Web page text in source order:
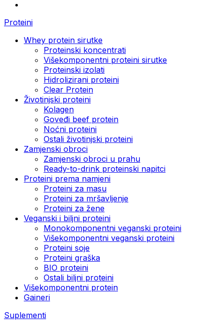
Proteini
Whey protein sirutke
Proteinski koncentrati
Višekomponentni proteini sirutke
Proteinski izolati
Hidrolizirani proteini
Clear Protein
Životinjski proteini
Kolagen
Goveđi beef protein
Noćni proteini
Ostali životinjski proteini
Zamjenski obroci
Zamjenski obroci u prahu
Ready-to-drink proteinski napitci
Proteini prema namjeni
Proteini za masu
Proteini za mršavljenje
Proteini za žene
Veganski i biljni proteini
Monokomponentni veganski proteini
Višekomponentni veganski proteini
Proteini soje
Proteini graška
BIO proteini
Ostali biljni proteini
Višekomponentni protein
Gaineri
Suplementi